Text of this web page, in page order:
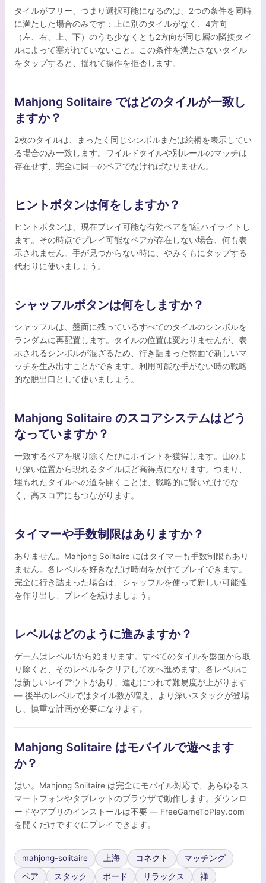
タイルがフリー、つまり選択可能になるのは、2つの条件を同時
に満たした場合のみです：上に別のタイルがなく、4方向
（左、右、上、下）のうち少なくとも2方向が同じ層の隣接タイ
ルによって塞がれていないこと。この条件を満たさないタイル
をタップすると、揺れて操作を拒否します。
Mahjong Solitaire ではどのタイルが一致し
ますか？
2枚のタイルは、まったく同じシンボルまたは絵柄を表示してい
る場合のみ一致します。ワイルドタイルや別ルールのマッチは
存在せず、完全に同一のペアでなければなりません。
ヒントボタンは何をしますか？
ヒントボタンは、現在プレイ可能な有効ペアを1組ハイライトし
ます。その時点でプレイ可能なペアが存在しない場合、何も表
示されません。手が見つからない時に、やみくもにタップする
代わりに使いましょう。
シャッフルボタンは何をしますか？
シャッフルは、盤面に残っているすべてのタイルのシンボルを
ランダムに再配置します。タイルの位置は変わりませんが、表
示されるシンボルが混ざるため、行き詰まった盤面で新しいマ
ッチを生み出すことができます。利用可能な手がない時の戦略
的な脱出口として使いましょう。
Mahjong Solitaire のスコアシステムはどう
なっていますか？
一致するペアを取り除くたびにポイントを獲得します。山のよ
り深い位置から現れるタイルほど高得点になります。つまり、
埋もれたタイルへの道を開くことは、戦略的に賢いだけでな
く、高スコアにもつながります。
タイマーや手数制限はありますか？
ありません。Mahjong Solitaire にはタイマーも手数制限もあり
ません。各レベルを好きなだけ時間をかけてプレイできます。
完全に行き詰まった場合は、シャッフルを使って新しい可能性
を作り出し、プレイを続けましょう。
レベルはどのように進みますか？
ゲームはレベル1から始まります。すべてのタイルを盤面から取
り除くと、そのレベルをクリアして次へ進めます。各レベルに
は新しいレイアウトがあり、進むにつれて難易度が上がります
— 後半のレベルではタイル数が増え、より深いスタックが登場
し、慎重な計画が必要になります。
Mahjong Solitaire はモバイルで遊べます
か？
はい。Mahjong Solitaire は完全にモバイル対応で、あらゆるス
マートフォンやタブレットのブラウザで動作します。ダウンロ
ードやアプリのインストールは不要 — FreeGameToPlay.com
を開くだけですぐにプレイできます。
mahjong-solitaire 上海 コネクト
マッチング
ペア
スタック ボード リラックス
禅